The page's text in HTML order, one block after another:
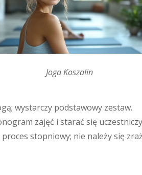
Joga Koszalin
wystarczy podstawowy zestaw.
zajęć i starać się
stopniowy; nie należy się